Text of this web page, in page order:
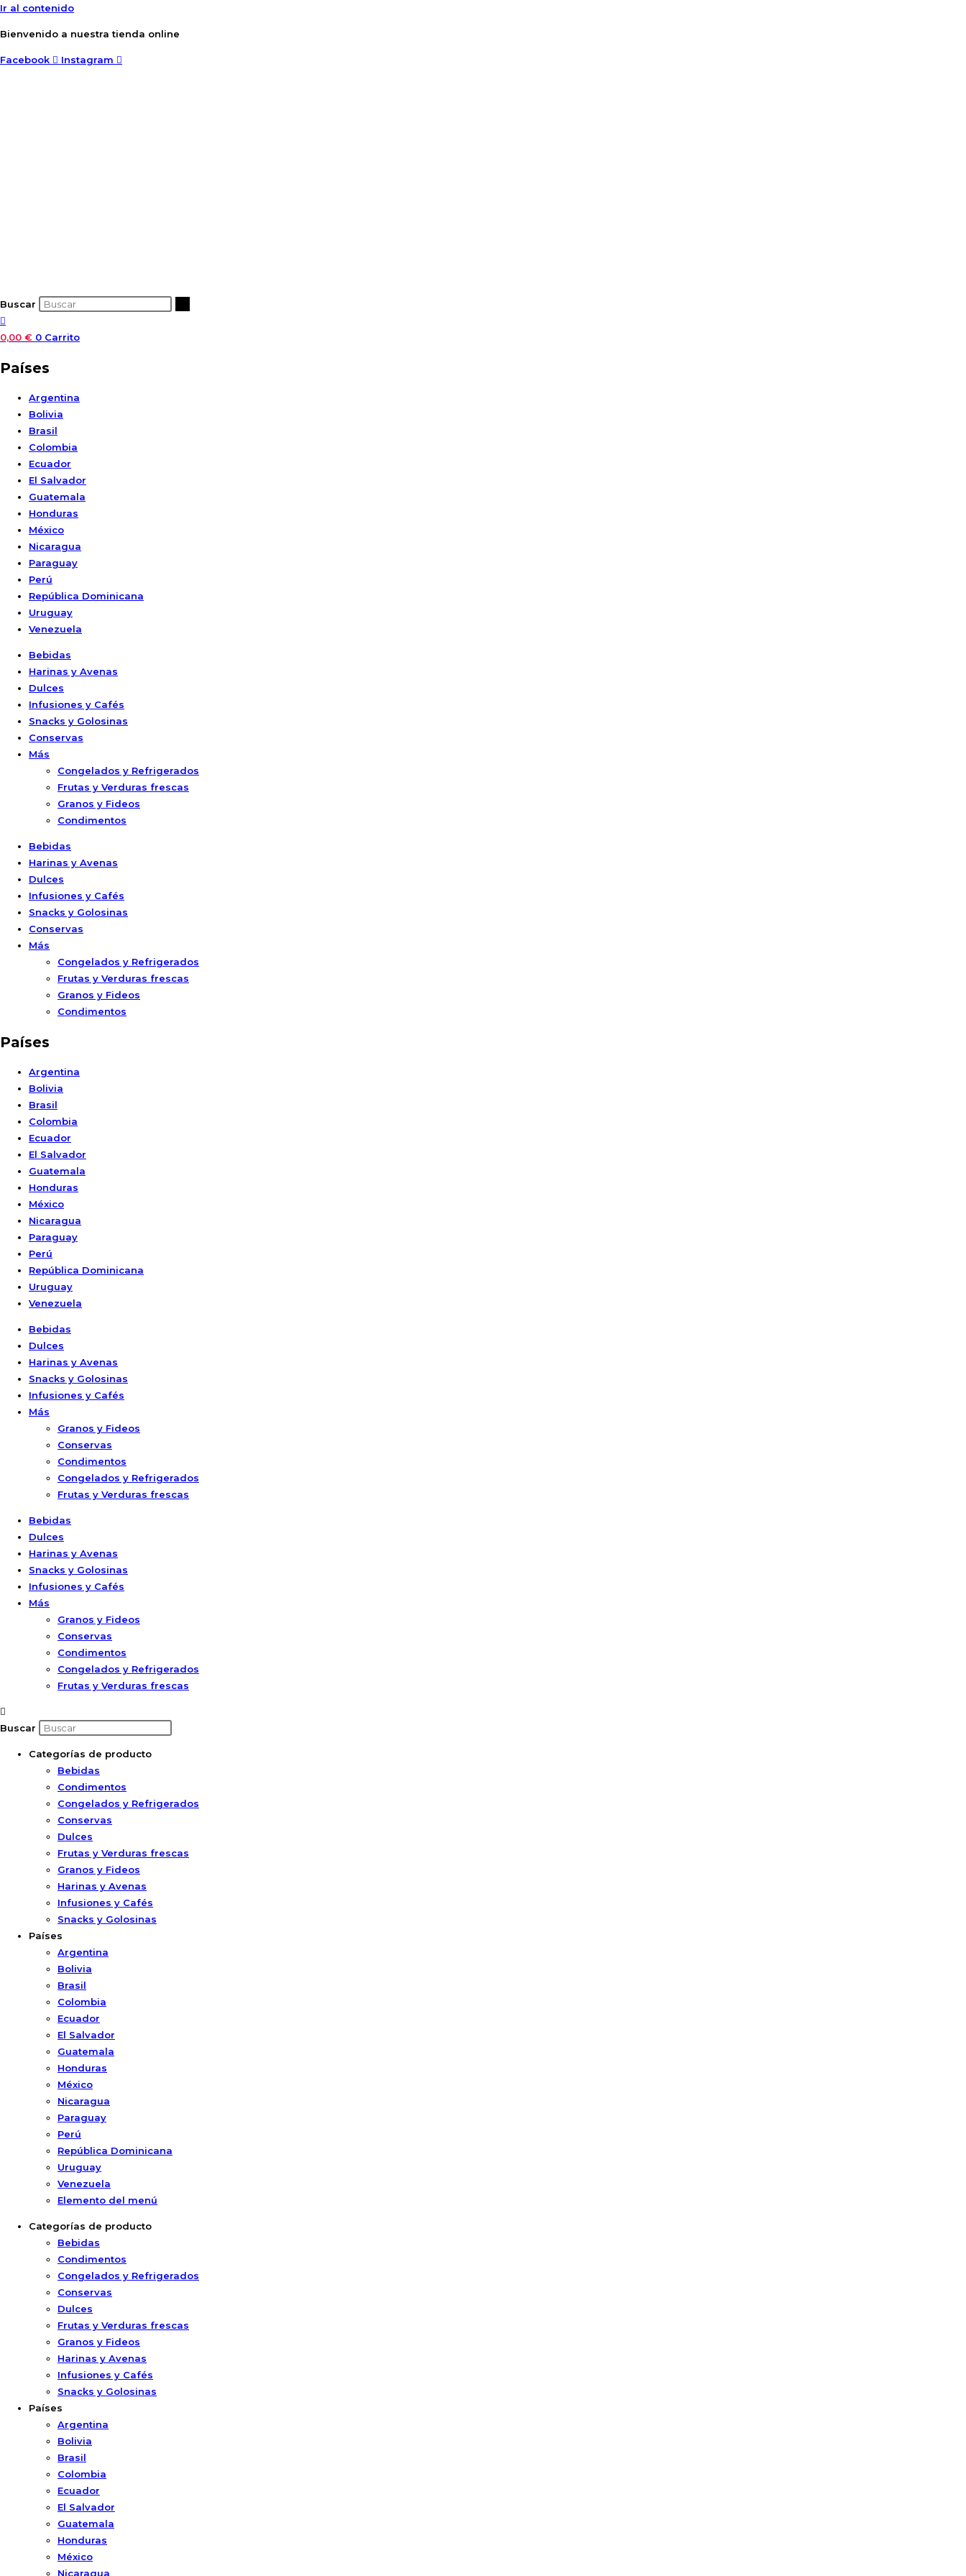
Ir al contenido
Bienvenido a nuestra tienda online
Facebook Instagram
Buscar
0,00 € 0 Carrito
Países
Argentina
Bolivia
Brasil
Colombia
Ecuador
El Salvador
Guatemala
Honduras
México
Nicaragua
Paraguay
Perú
República Dominicana
Uruguay
Venezuela
Bebidas
Harinas y Avenas
Dulces
Infusiones y Cafés
Snacks y Golosinas
Conservas
Más
Congelados y Refrigerados
Frutas y Verduras frescas
Granos y Fideos
Condimentos
Bebidas
Harinas y Avenas
Dulces
Infusiones y Cafés
Snacks y Golosinas
Conservas
Más
Congelados y Refrigerados
Frutas y Verduras frescas
Granos y Fideos
Condimentos
Países
Argentina
Bolivia
Brasil
Colombia
Ecuador
El Salvador
Guatemala
Honduras
México
Nicaragua
Paraguay
Perú
República Dominicana
Uruguay
Venezuela
Bebidas
Dulces
Harinas y Avenas
Snacks y Golosinas
Infusiones y Cafés
Más
Granos y Fideos
Conservas
Condimentos
Congelados y Refrigerados
Frutas y Verduras frescas
Bebidas
Dulces
Harinas y Avenas
Snacks y Golosinas
Infusiones y Cafés
Más
Granos y Fideos
Conservas
Condimentos
Congelados y Refrigerados
Frutas y Verduras frescas
Buscar
Categorías de producto
Bebidas
Condimentos
Congelados y Refrigerados
Conservas
Dulces
Frutas y Verduras frescas
Granos y Fideos
Harinas y Avenas
Infusiones y Cafés
Snacks y Golosinas
Países
Argentina
Bolivia
Brasil
Colombia
Ecuador
El Salvador
Guatemala
Honduras
México
Nicaragua
Paraguay
Perú
República Dominicana
Uruguay
Venezuela
Elemento del menú
Categorías de producto
Bebidas
Condimentos
Congelados y Refrigerados
Conservas
Dulces
Frutas y Verduras frescas
Granos y Fideos
Harinas y Avenas
Infusiones y Cafés
Snacks y Golosinas
Países
Argentina
Bolivia
Brasil
Colombia
Ecuador
El Salvador
Guatemala
Honduras
México
Nicaragua